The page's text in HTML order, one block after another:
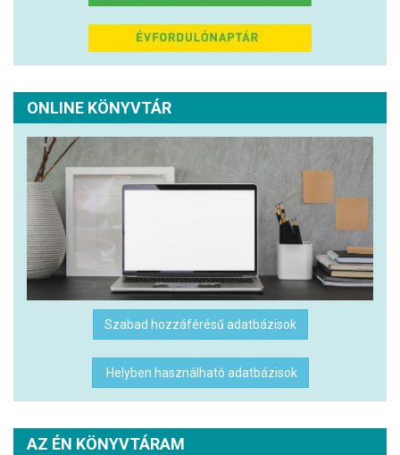
ONLINE KÖNYVTÁR
Szabad hozzáférésű adatbázisok
Helyben használható adatbázisok
AZ ÉN KÖNYVTÁRAM